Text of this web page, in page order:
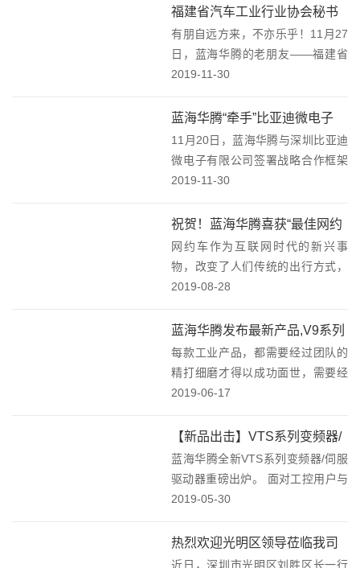
车项目招标结果公示，云南五龙汽
车有限公司成功中标，由此获得了
200辆氢燃料...
福建省汽车工业行业协会秘书
长到访蓝海华腾
有朋自远方来，不亦乐乎！11月27
日，蓝海华腾的老朋友——福建省
汽车工业行业协会秘书长汪海军等
蓝海华腾董事长邱文渊热情接待并
向来访领导交流汇报公司发展、产
品创新和技术所在...
2019-11-30
蓝海华腾“牵手”比亚迪微电子
完善产业布局增强市场竞争力
11月20日，蓝海华腾与深圳比亚迪
微电子有限公司签署战略合作框架
协议，就电机控制器单元、集成式
及晶圆、电流传感器等产品的应用
与推广达成合作共识。公司与比亚
迪微电子开...
2019-11-30
祝贺！蓝海华腾喜获“最佳网约
出行配套企业奖”殊荣！
网约车作为互联网时代的新兴事
物，改变了人们传统的出行方式，
也为电动汽车的发展带来新的机
全国网约出行大会（简称网约出行
大会）正式落下帷幕。本届网约出
行大会由广东省...
2019-08-28
蓝海华腾发布最新产品,V9系列
变频器来了！
每款工业产品，都需要经过团队的
精打细磨才得以成功面世，需要经
过市场的千锤百炼才得以生存。一
仅要有可靠的品质和优异的性能，
而且贴合用户的使用习惯和提升用
户体验也是极其重要的...
2019-06-17
【新品出击】VTS系列变频器/
伺服驱动器全新上市
蓝海华腾全新VTS系列变频器/伺服
驱动器重磅出炉。 面对工控用户与
日俱增的轻量化体积和简单易用的
累，精工匠造，为用户带来全新一
代高性能VTS系列变频器/伺服驱动
2019-05-30
热烈欢迎光明区领导莅临我司
近日，深圳市光明区刘胜区长一行